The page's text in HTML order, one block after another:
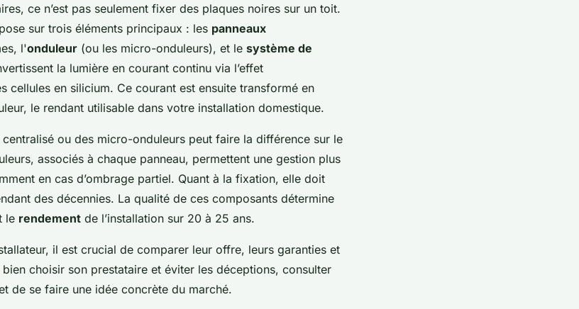
ce n’est pas seulement fixer des plaques noires sur un toit.
sur trois éléments principaux : les panneaux
l'onduleur (ou les micro-onduleurs), et le système de
la lumière en courant continu via l’effet
cellules en silicium. Ce courant est ensuite transformé en
le rendant utilisable dans votre installation domestique.
ou des micro-onduleurs peut faire la différence sur le
associés à chaque panneau, permettent une gestion plus
en cas d’ombrage partiel. Quant à la fixation, elle doit
des décennies. La qualité de ces composants détermine
le rendement de l’installation sur 20 à 25 ans.
il est crucial de comparer leur offre, leurs garanties et
choisir son prestataire et éviter les déceptions, consulter
de se faire une idée concrète du marché.